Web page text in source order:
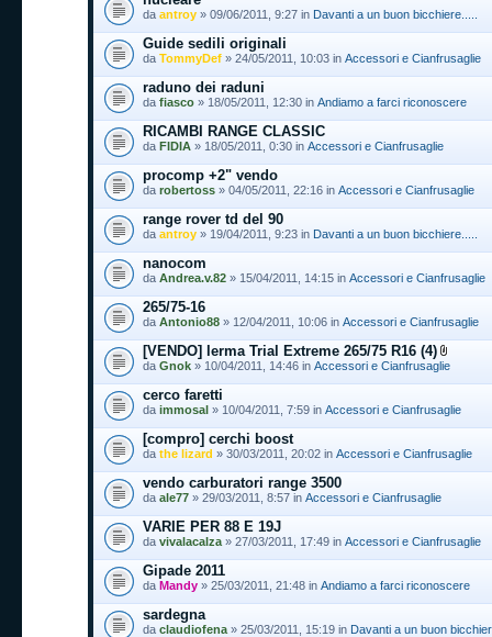
da antroy » 09/06/2011, 9:27 in Davanti a un buon bicchiere.....
Guide sedili originali
da TommyDef » 24/05/2011, 10:03 in Accessori e Cianfrusaglie
raduno dei raduni
da fiasco » 18/05/2011, 12:30 in Andiamo a farci riconoscere
RICAMBI RANGE CLASSIC
da FIDIA » 18/05/2011, 0:30 in Accessori e Cianfrusaglie
procomp +2" vendo
da robertoss » 04/05/2011, 22:16 in Accessori e Cianfrusaglie
range rover td del 90
da antroy » 19/04/2011, 9:23 in Davanti a un buon bicchiere.....
nanocom
da Andrea.v.82 » 15/04/2011, 14:15 in Accessori e Cianfrusaglie
265/75-16
da Antonio88 » 12/04/2011, 10:06 in Accessori e Cianfrusaglie
[VENDO] lerma Trial Extreme 265/75 R16 (4)
da Gnok » 10/04/2011, 14:46 in Accessori e Cianfrusaglie
cerco faretti
da immosal » 10/04/2011, 7:59 in Accessori e Cianfrusaglie
[compro] cerchi boost
da the lizard » 30/03/2011, 20:02 in Accessori e Cianfrusaglie
vendo carburatori range 3500
da ale77 » 29/03/2011, 8:57 in Accessori e Cianfrusaglie
VARIE PER 88 E 19J
da vivalacalza » 27/03/2011, 17:49 in Accessori e Cianfrusaglie
Gipade 2011
da Mandy » 25/03/2011, 21:48 in Andiamo a farci riconoscere
sardegna
da claudiofena » 25/03/2011, 15:19 in Davanti a un buon